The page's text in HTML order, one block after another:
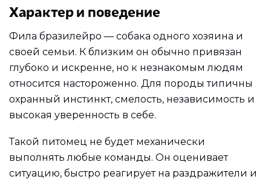
Характер и поведение
Фила бразилейро — собака одного хозяина и
своей семьи. К близким он обычно привязан
глубоко и искренне, но к незнакомым людям
относится настороженно. Для породы типичны
охранный инстинкт, смелость, независимость и
высокая уверенность в себе.
Такой питомец не будет механически
выполнять любые команды. Он оценивает
ситуацию, быстро реагирует на раздражители и